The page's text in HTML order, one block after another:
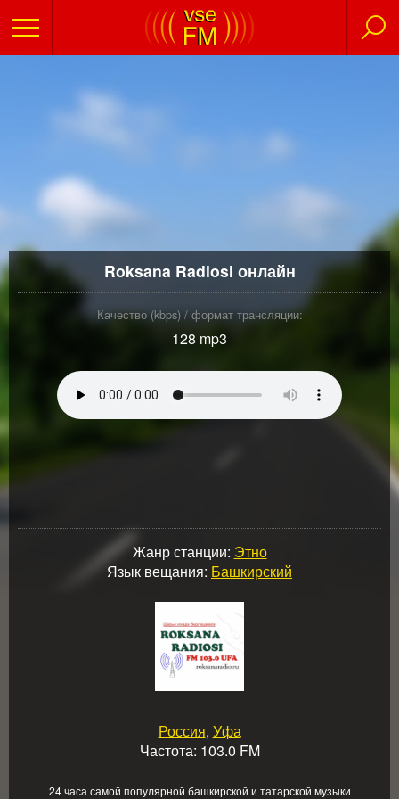
Roksana Radiosi онлайн
Качество (kbps) / формат трансляции:
128 mp3
Жанр станции: Этно
Язык вещания: Башкирский
Россия, Уфа
Частота: 103.0 FM
24 часа самой популярной башкирской и татарской музыки